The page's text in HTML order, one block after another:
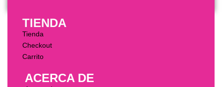
TIENDA
Tienda
Checkout
Carrito
ACERCA DE